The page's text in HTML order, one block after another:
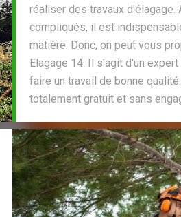
réaliser des travaux d'élagage.
compliqués, il est
matière. Donc, on peut vous
Elagage 14. Il s'agit d'un
faire un travail de bonne
totalement gratuit et sans